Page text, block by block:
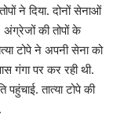
ने दिया. दोनों सेनाओं
अंग्रेजों की तोपों के
टोपे ने अपनी सेना को
गंगा पर कर रही थी.
तात्या टोपे की